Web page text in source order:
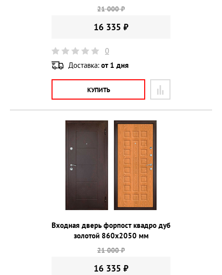
21 000 ₽
16 335 ₽
0
Доставка: от 1 дня
КУПИТЬ
Входная дверь форпост квадро дуб
золотой 860х2050 мм
21 000 ₽
16 335 ₽